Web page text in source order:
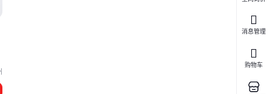
消息管理
购物车